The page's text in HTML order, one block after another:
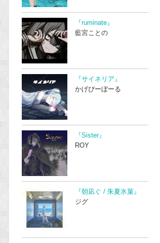
『ruminate』
藍宮ことの
『サイネリア』
かげぴーぼーる
『Sister』
ROY
『朝凪ぐ / 朱夏氷菓』
ジグ